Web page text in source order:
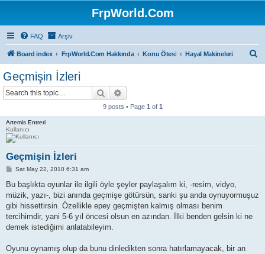
FrpWorld.Com
FAQ Arşiv
Board index FrpWorld.Com Hakkında Konu Ötesi Hayal Makineleri
Geçmişin İzleri
Search
9 posts • Page 1 of 1
Artemis Entreri
Kullanıcı
Geçmişin İzleri
P
s
Sat May 22, 2010 6:31 am
Bu başlıkta oyunlar ile ilgili öyle şeyler paylaşalım ki, -resim, vidyo,
müzik, yazı-, bizi anında geçmişe götürsün, sanki şu anda oynuyormuşuz
gibi hissettirsin. Özellikle epey geçmişten kalmış olması benim
tercihimdir, yani 5-6 yıl öncesi olsun en azından. İlki benden gelsin ki ne
demek istediğimi anlatabileyim.
Oyunu oynamış olup da bunu dinledikten sonra hatırlamayacak, bir an